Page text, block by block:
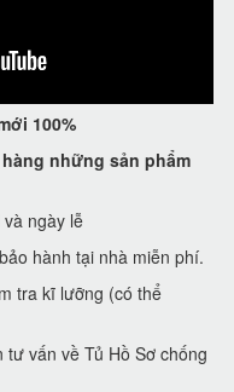
100%
những sản phẩm
ngày lễ
hành tại nhà miễn phí.
tra kĩ lưỡng (có thể
vấn về Tủ Hồ Sơ chống